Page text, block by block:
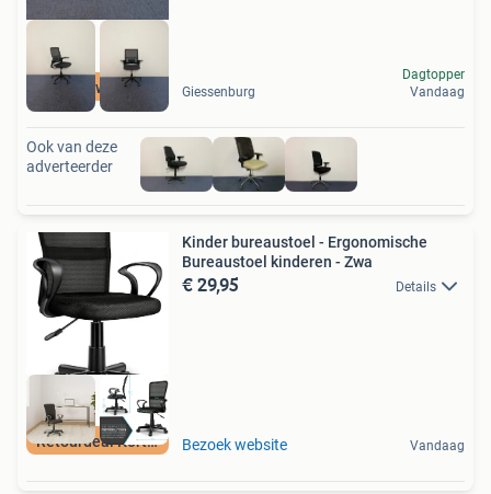
Hoge kwaliteit Giessenburg
Dagtopper
Vandaag
Ook van deze
adverteerder
Retourdeal Korting
Kinder bureaustoel - Ergonomische
Bureaustoel kinderen - Zwa
€ 29,95 Details
Bezoek website Vandaag